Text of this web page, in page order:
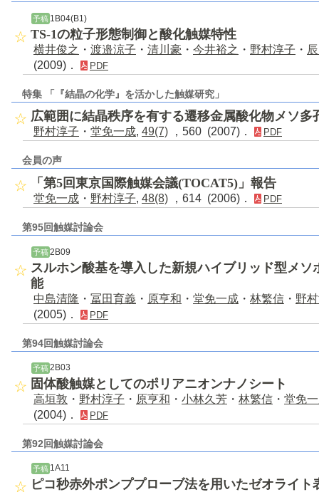
予稿 1B04(B1)
TS-1の粒子形態制御と酸化触媒特性
横井俊之 ・ 渡邉涼子 ・ 清川豪 ・ 今井裕之 ・ 野村淳子 ・
(2009)．
PDF
特集 「『結晶の化学』を活かした触媒研究」
広範囲に結晶秩序を有する遷移金属酸化物メソ
野村淳子 ・ 堂免一成, 49(7) ，560 (2007)． PDF
会員の声
「第5回東京国際触媒会議(TOCAT5)」報告
堂免一成 ・ 野村淳子, 48(8) ，614 (2006)． PDF
第95回触媒討論会
予稿 2B09
スルホン酸基を導入した新規ハイブリッド型メ
能
中島清隆 ・ 冨田育義 ・ 原亨和 ・ 堂免一成 ・ 林繁信 ・ 野
(2005)．
PDF
第94回触媒討論会
予稿 2B03
固体酸触媒としてのポリアニオンナノシート
高垣敦 ・ 野村淳子 ・ 原亨和 ・ 小林久芳 ・ 林繁信 ・ 堂免
(2004)．
PDF
第92回触媒討論会
予稿 1A11
ピコ秒赤外ポンププローブ法を用いたゼオライ